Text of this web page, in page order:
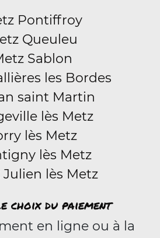
Pontiffroy
Queuleu
Sablon
les Bordes
saint Martin
lès Metz
lès Metz
lès Metz
Julien lès Metz
choix du paiement
en ligne ou à la